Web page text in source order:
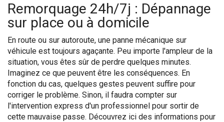
Remorquage 24h/7j : Dépannage
sur place ou à domicile
En route ou sur autoroute, une panne mécanique sur
véhicule est toujours agaçante. Peu importe l'ampleur de la
situation, vous êtes sûr de perdre quelques minutes.
Imaginez ce que peuvent être les conséquences. En
fonction du cas, quelques gestes peuvent suffire pour
corriger le problème. Sinon, il faudra compter sur
l'intervention express d'un professionnel pour sortir de
cette mauvaise passe. Découvrez ici des informations pour